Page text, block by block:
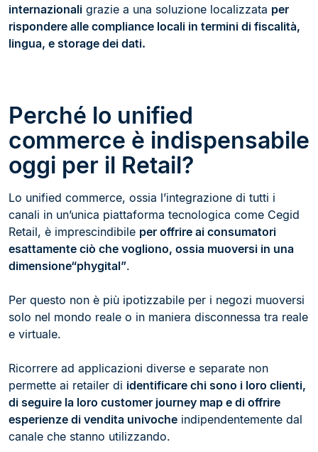
internazionali grazie a una soluzione localizzata per
rispondere alle compliance locali in termini di fiscalità,
lingua, e storage dei dati.
Perché lo unified
commerce è indispensabile
oggi per il Retail?
Lo unified commerce, ossia l’integrazione di tutti i
canali in un’unica piattaforma tecnologica come Cegid
Retail, è imprescindibile per offrire ai consumatori
esattamente ciò che vogliono, ossia muoversi in una
dimensione“phygital”.
Per questo non è più ipotizzabile per i negozi muoversi
solo nel mondo reale o in maniera disconnessa tra reale
e virtuale.
Ricorrere ad applicazioni diverse e separate non
permette ai retailer di identificare chi sono i loro clienti,
di seguire la loro customer journey map e di offrire
esperienze di vendita univoche indipendentemente dal
canale che stanno utilizzando.